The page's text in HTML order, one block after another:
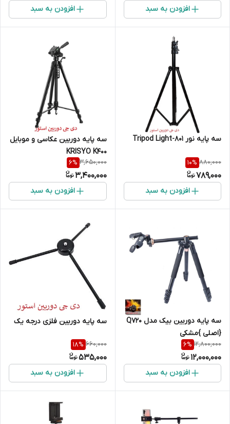
افزودن به سبد افزودن به سبد
سه پایه نور Tripod Light-801
880,000
10%
789,000
افزودن به سبد
سه پایه دوربین عکاسی و موبایل
KRISYO K400
3,650,000
6%
3,400,000
افزودن به سبد
سه پایه دوربین بیک مدل Q720
{اصلی }مشکی
12,800,000
6%
12,000,000
افزودن به سبد
سه پایه دوربین فلزی درجه یک
660,000
18%
535,000
افزودن به سبد